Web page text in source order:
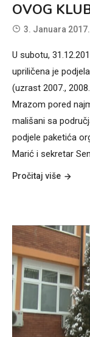
OVOG
3. Januara 2017.
U subotu,
upriličena je
(uzrast 2007.,
Mrazom pored
mališani sa
podjele paketića
Marić i sekretar
Pročitaj više